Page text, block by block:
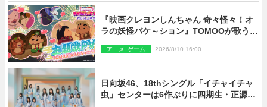
『映画クレヨンしんちゃん 奇々怪々！オ
ラの妖怪バケ～ション』TOMOOが歌う主
アニメ･ゲーム 2026/8/10 16:00
日向坂46、18thシングル「イチャイチャ
虫」センターは6作ぶりに四期生・正源司